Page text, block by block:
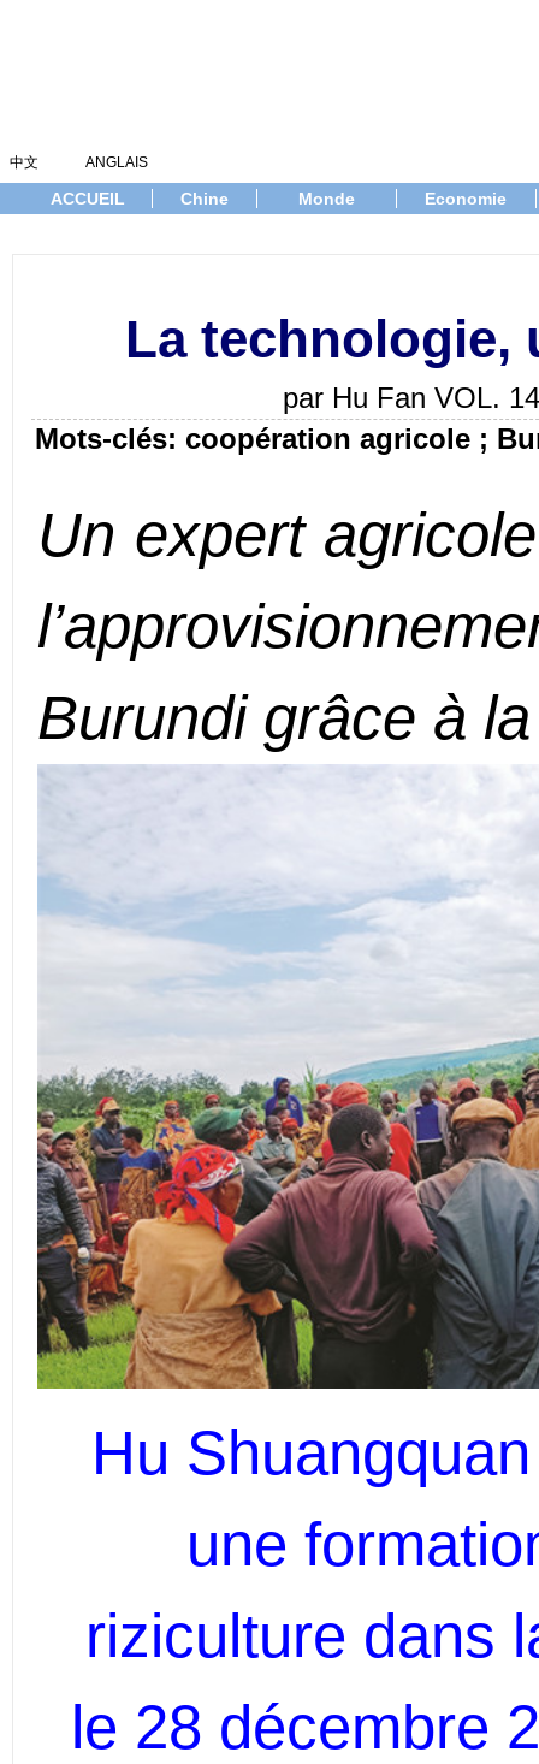
中文 ANGLAIS
ACCUEIL Chine Monde Economie
La technologie,
par Hu Fan VOL.
Mots-clés: coopération agricole ;
Un expert
Burundi grâce à
Hu
une
riziculture dans
le 28 décembre